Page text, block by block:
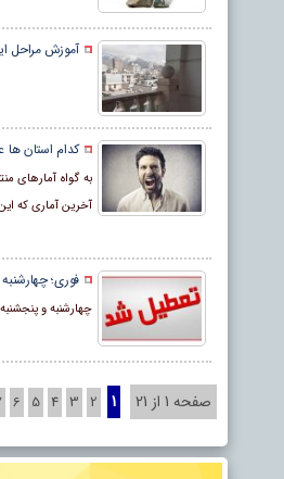
آموزش مراحل
کدام استان
آخرین آماری که این سازمان در ۵ ماهه نخست امسال منتشر کرده نشان دهنده
فوری؛
چهارشنبه و
صفحه 1 از 21 1
2
3
4
5
6